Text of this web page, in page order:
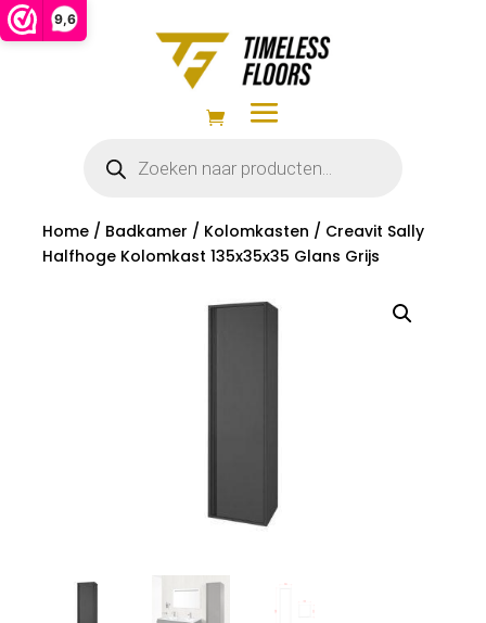
9,6
zoeken
Home/ Badkamer / Kolomkasten / Creavit Sally
Halfhoge Kolomkast 135x35x35 Glans Grijs